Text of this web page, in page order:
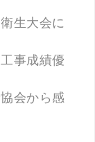
生大会に
事成績優
会から感